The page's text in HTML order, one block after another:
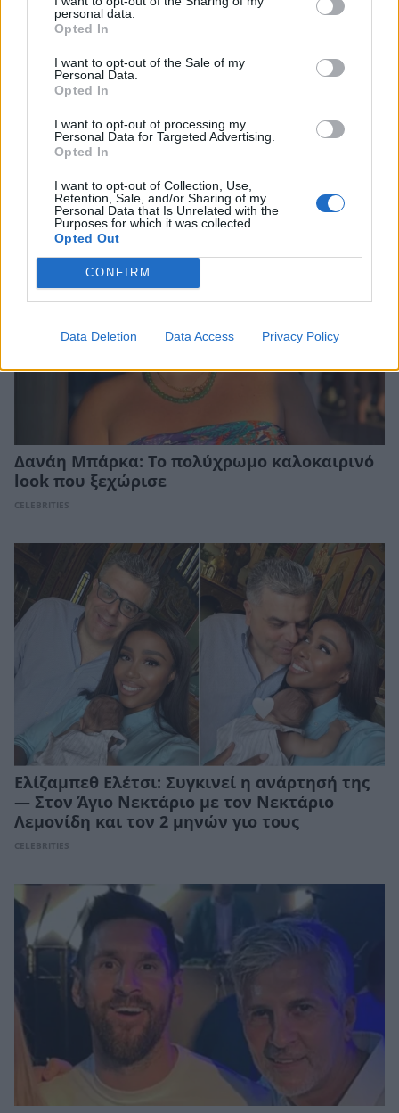
personal data.
Opted In
I want to opt-out of the Sale of my
Personal Data.
Opted In
I want to opt-out of processing my
Personal Data for Targeted Advertising.
Opted In
I want to opt-out of Collection, Use,
Retention, Sale, and/or Sharing of my
Personal Data that Is Unrelated with the
Purposes for which it was collected.
Opted Out
CONFIRM
Data Deletion Data Access Privacy Policy
Αλεξάνδρα Νίκα: Οι τρυφερές καλοκαιρινές
στιγμές με τα παιδιά της στο σκάφος
CELEBRITIES
Δανάη Μπάρκα: Το πολύχρωμο καλοκαιρινό
look που ξεχώρισε
CELEBRITIES
Ελίζαμπεθ Ελέτσι: Συγκινεί η ανάρτησή της
— Στον Άγιο Νεκτάριο με τον Νεκτάριο
Λεμονίδη και τον 2 μηνών γιο τους
CELEBRITIES